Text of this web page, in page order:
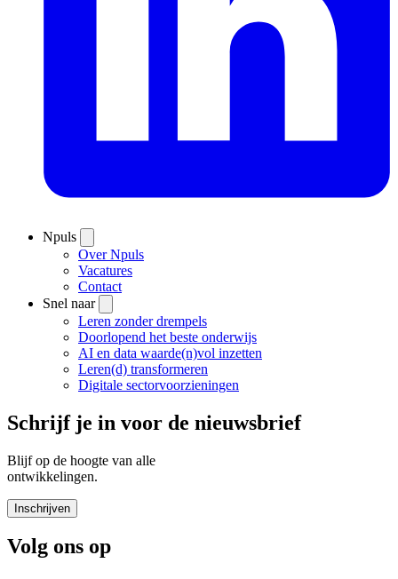
Npuls
Over Npuls
Vacatures
Contact
Snel naar
Leren zonder drempels
Doorlopend het beste onderwijs
AI en data waarde(n)vol inzetten
Leren(d) transformeren
Digitale sectorvoorzieningen
Schrijf je in voor de nieuwsbrief
Blijf op de hoogte van alle
ontwikkelingen.
Inschrijven
Volg ons op